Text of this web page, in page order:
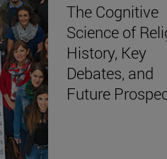
The Cognitive
Science of
History, Key
Debates, and
Future